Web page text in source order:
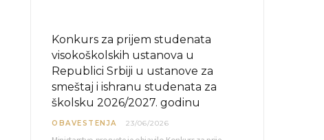
Konkurs za prijem studenata
visokoškolskih ustanova u
Republici Srbiji u ustanove za
smeštaj i ishranu studenata za
školsku 2026/2027. godinu
OBAVESTENJA 23/06/2026